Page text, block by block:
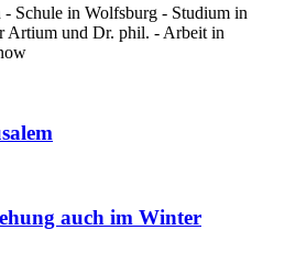
Schule in Wolfsburg - Studium in
Artium und Dr. phil. - Arbeit in
auch im Winter